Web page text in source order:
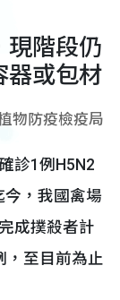
現階段仍
器或包材
物防疫檢疫局
診1例H5N2
今，我國禽場
成撲殺者計
，至目前為止